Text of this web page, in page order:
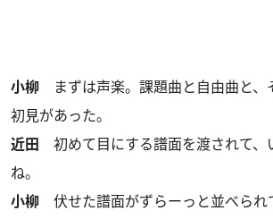
小柳 まずは声楽。課題曲と自由曲と、
初見があった。
近田 初めて目にする譜面を渡されて、
ね。
小柳 伏せた譜面がずらーっと並べられ